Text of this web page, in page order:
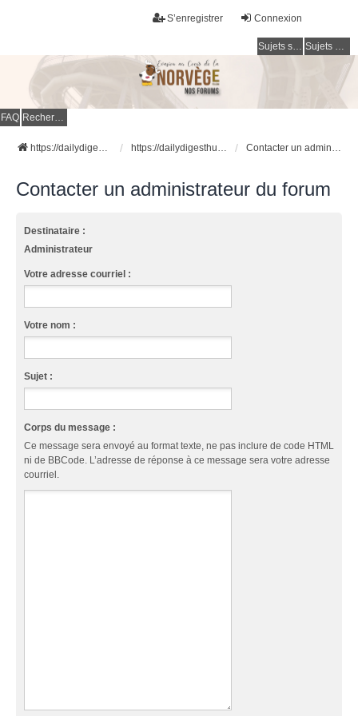
Connexion
S’enregistrer
Sujets sans réponse Sujets actifs
FAQ Rechercher
https://dailydigesthub.com https://dailydigesthub.com Contacter un administrateur du forum
Contacter un administrateur du forum
Destinataire :
Administrateur
Votre adresse courriel :
Votre nom :
Sujet :
Corps du message :
Ce message sera envoyé au format texte, ne pas inclure de code HTML
ni de BBCode. L’adresse de réponse à ce message sera votre adresse
courriel.